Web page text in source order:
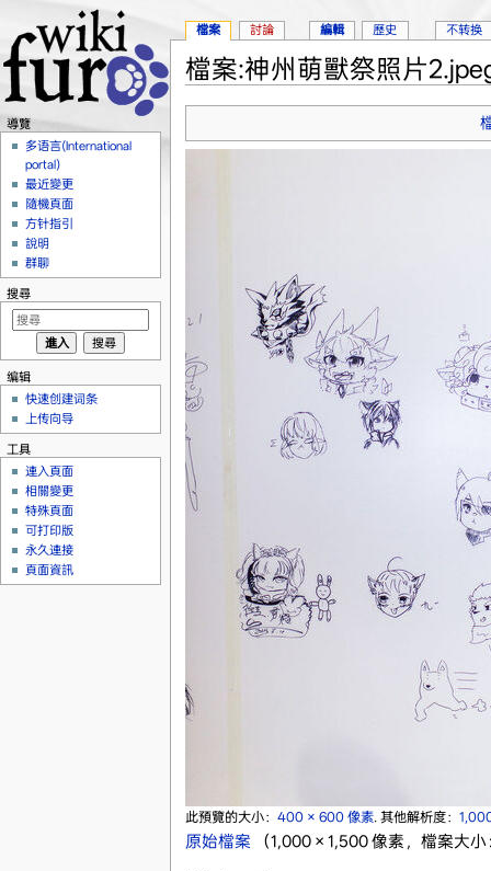
檔案:神州萌獸祭照片
此預覽的大小： 400 × 600 像素. 其他解析度：
原始檔案 （1,000 × 1,500 像素，檔案大
檔案 討論 編輯 歷史 不转换
導覽
多语言(International
portal)
最近變更
隨機頁面
方针指引
說明
群聊
搜尋
编辑
快速创建词条
上传向导
工具
連入頁面
相關變更
特殊頁面
可打印版
永久連接
頁面資訊